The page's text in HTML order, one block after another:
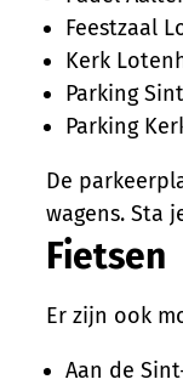
Feestzaal
Kerk
Parking
Parking
De
wagens. Sta
Fietsen
Er zijn ook
Aan de